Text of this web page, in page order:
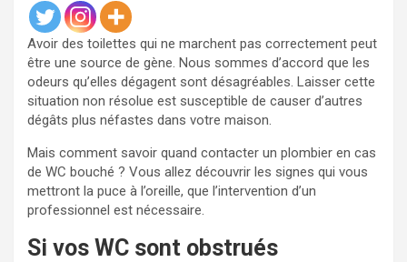
Avoir des toilettes qui ne marchent pas correctement peut
être une source de gène. Nous sommes d’accord que les
odeurs qu’elles dégagent sont désagréables. Laisser cette
situation non résolue est susceptible de causer d’autres
dégâts plus néfastes dans votre maison.
Mais comment savoir quand contacter un plombier en cas
de WC bouché ? Vous allez découvrir les signes qui vous
mettront la puce à l’oreille, que l’intervention d’un
professionnel est nécessaire.
Si vos WC sont obstrués